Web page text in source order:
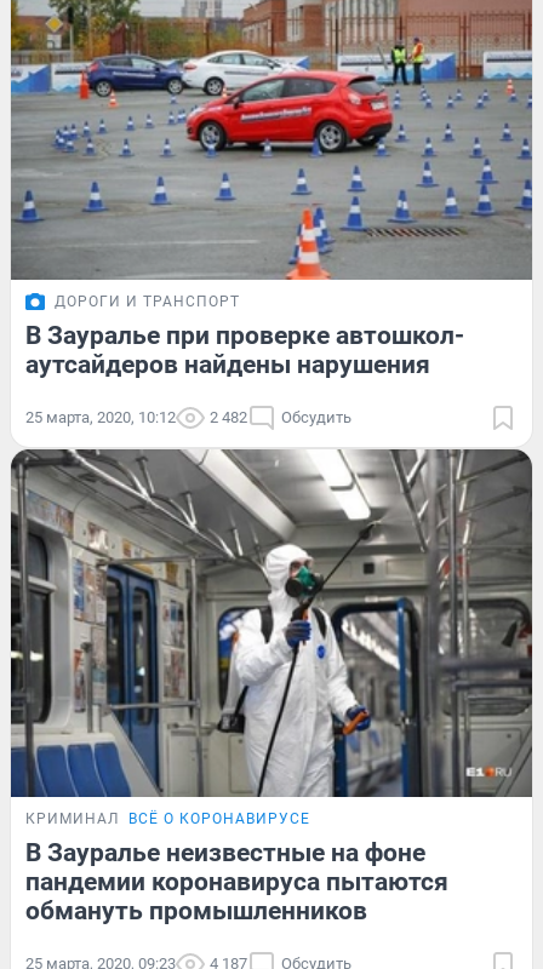
ДОРОГИ И ТРАНСПОРТ
В Зауралье при проверке автошкол-
аутсайдеров найдены нарушения
25 марта, 2020, 10:12 2 482 Обсудить
КРИМИНАЛ ВСЁ О КОРОНАВИРУСЕ
В Зауралье неизвестные на фоне
пандемии коронавируса пытаются
обмануть промышленников
25 марта, 2020, 09:23 4 187 Обсудить